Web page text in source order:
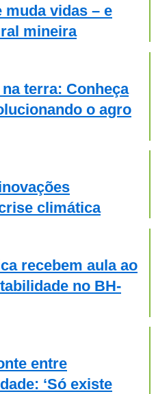
vidas – e
mineira
terra: Conheça
o agro
climática
recebem aula ao
no BH-
entre
‘Só existe